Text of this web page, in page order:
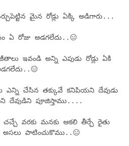
మైన రోడ్లు ఏక్కి అడిగారు...
ఏ రోజు అడగలేదు..😑
ఇవండి అన్ని ఎపుడు రోడ్లు ఏకి
చేసిన తక్కువే కనిపియని దేవుడు
దేవుడిని పూజిస్తాము....
చచ్చే వరకు మనకు ఆకలి తీర్చే రైతు
అసలు పాటించుకొము..😑